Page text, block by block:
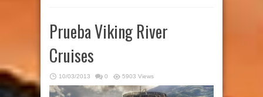
Prueba Viking River
Cruises
10/03/2013 0 5903 Views